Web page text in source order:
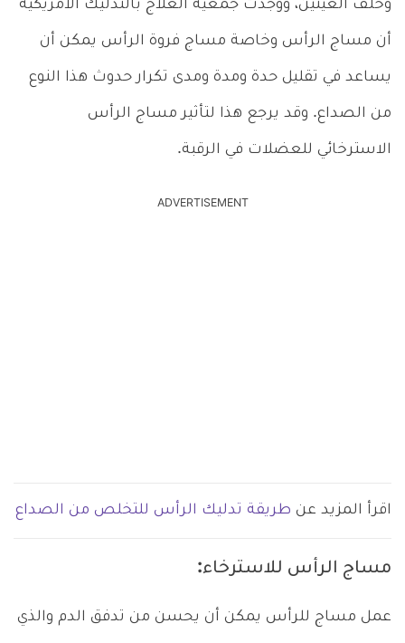
وخلف العينين، ووجدت جمعية العلاج بالتدليك الأمريكية
أن مساج الرأس وخاصة مساج فروة الرأس يمكن أن
يساعد في تقليل حدة ومدة ومدى تكرار حدوث هذا النوع
من الصداع. وقد يرجع هذا لتأثير مساج الرأس
الاسترخائي للعضلات في الرقبة.
ADVERTISEMENT
اقرأ المزيد عن طريقة تدليك الرأس للتخلص من الصداع
مساج الرأس للاسترخاء:
عمل مساج للرأس يمكن أن يحسن من تدفق الدم والذي